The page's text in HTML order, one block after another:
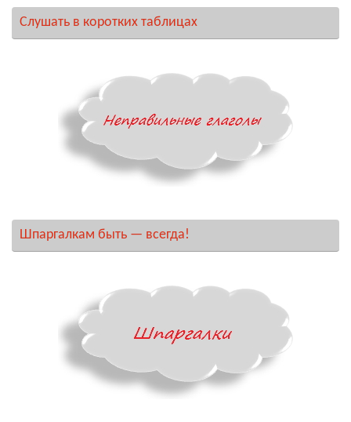
Слушать в коротких таблицах
Шпаргалкам быть — всегда!